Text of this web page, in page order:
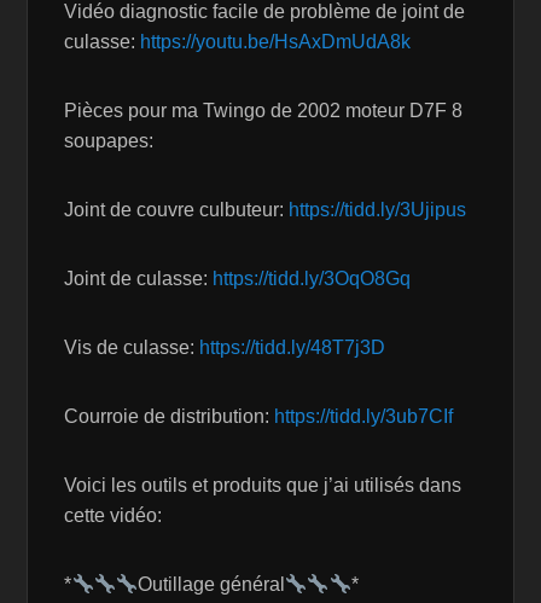
Vidéo diagnostic facile de problème de joint de
culasse: https://youtu.be/HsAxDmUdA8k
Pièces pour ma Twingo de 2002 moteur D7F 8
soupapes:
Joint de couvre culbuteur: https://tidd.ly/3Ujipus
Joint de culasse: https://tidd.ly/3OqO8Gq
Vis de culasse: https://tidd.ly/48T7j3D
Courroie de distribution: https://tidd.ly/3ub7CIf
Voici les outils et produits que j’ai utilisés dans
cette vidéo:
* Outillage général *